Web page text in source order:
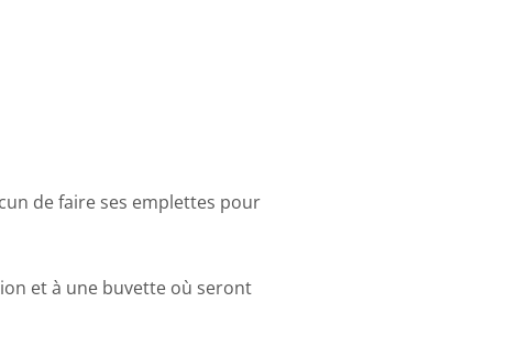
de faire ses emplettes pour
et à une buvette où seront